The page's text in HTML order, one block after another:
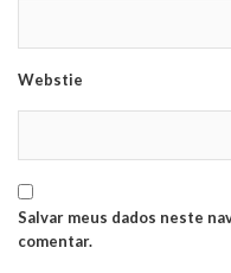
Webstie
Salvar meus dados neste
comentar.